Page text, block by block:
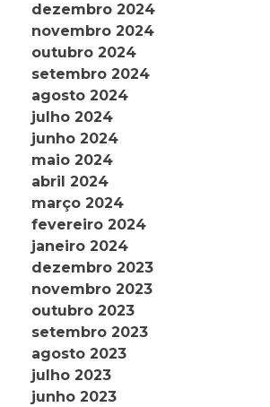
dezembro 2024
novembro 2024
outubro 2024
setembro 2024
agosto 2024
julho 2024
junho 2024
maio 2024
abril 2024
março 2024
fevereiro 2024
janeiro 2024
dezembro 2023
novembro 2023
outubro 2023
setembro 2023
agosto 2023
julho 2023
junho 2023